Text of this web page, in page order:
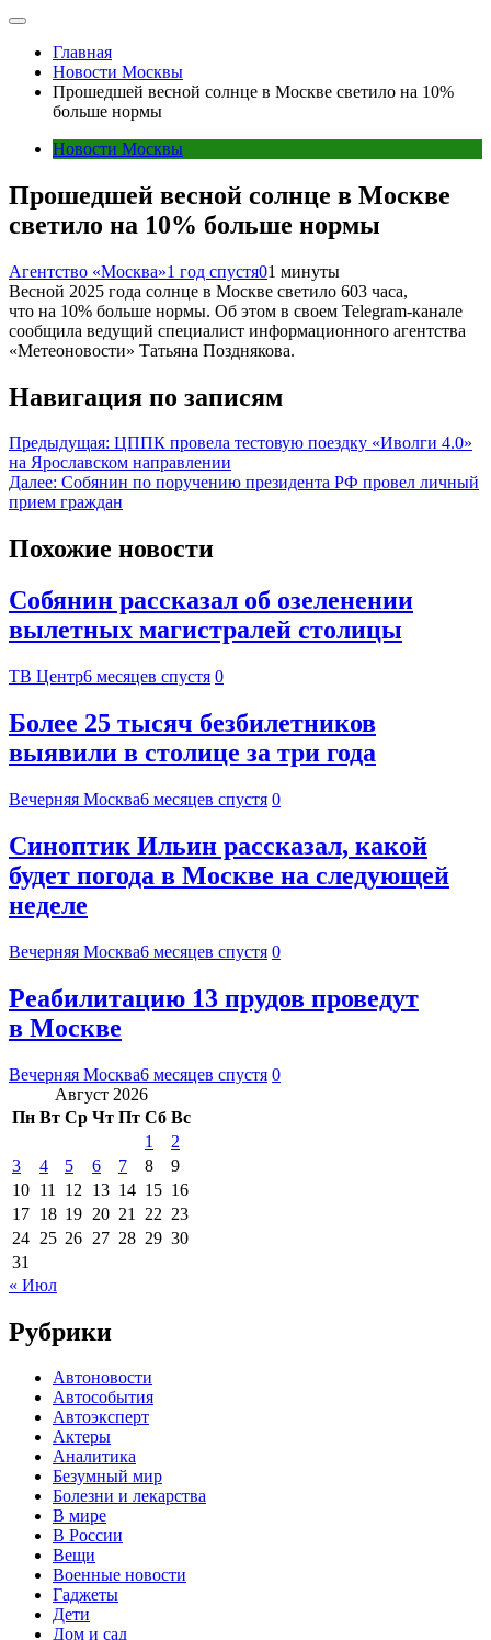
Главная
Новости Москвы
Прошедшей весной солнце в Москве светило на 10%
больше нормы
Новости Москвы
Прошедшей весной солнце в Москве
светило на 10% больше нормы
Агентство «Москва»1 год спустя01 минуты
Весной 2025 года солнце в Москве светило 603 часа,
что на 10% больше нормы. Об этом в своем Telegram-канале
сообщила ведущий специалист информационного агентства
«Метеоновости» Татьяна Позднякова.
Навигация по записям
Предыдущая: ЦППК провела тестовую поездку «Иволги 4.0»
на Ярославском направлении
Далее: Собянин по поручению президента РФ провел личный
прием граждан
Похожие новости
Собянин рассказал об озеленении
вылетных магистралей столицы
ТВ Центр6 месяцев спустя 0
Более 25 тысяч безбилетников
выявили в столице за три года
Вечерняя Москва6 месяцев спустя 0
Синоптик Ильин рассказал, какой
будет погода в Москве на следующей
неделе
Вечерняя Москва6 месяцев спустя 0
Реабилитацию 13 прудов проведут
в Москве
Вечерняя Москва6 месяцев спустя 0
Август 2026
Пн Вт Ср Чт Пт Сб Вс
1
2
3
4 5 6 7 8
9
10 11 12 13 14 15 16
17 18 19 20 21 22 23
24 25 26 27 28 29 30
31
« Июл
Рубрики
Автоновости
Автособытия
Автоэксперт
Актеры
Аналитика
Безумный мир
Болезни и лекарства
В мире
В России
Вещи
Военные новости
Гаджеты
Дети
Дом и сад